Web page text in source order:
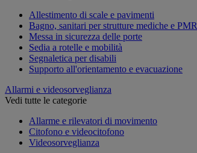
Allestimento di scale e pavimenti
Bagno, sanitari per strutture mediche e PMR
Messa in sicurezza delle porte
Sedia a rotelle e mobilità
Segnaletica per disabili
Supporto all'orientamento e evacuazione
Allarmi e videosorveglianza
Vedi tutte le categorie
Allarme e rilevatori di movimento
Citofono e videocitofono
Videosorveglianza